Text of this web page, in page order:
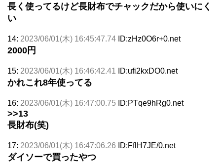
長く使ってるけど長財布でチャックだから使いにく
い
14: 2023/06/01(木) 16:45:47.74 ID:zHz0O6r+0.net
2000円
15: 2023/06/01(木) 16:46:42.41 ID:ufi2kxDO0.net
かれこれ8年使ってる
16: 2023/06/01(木) 16:47:00.75 ID:PTqe9hRg0.net
>>13
長財布(笑)
17: 2023/06/01(木) 16:47:06.26 ID:FflH7JE/0.net
ダイソーで買ったやつ